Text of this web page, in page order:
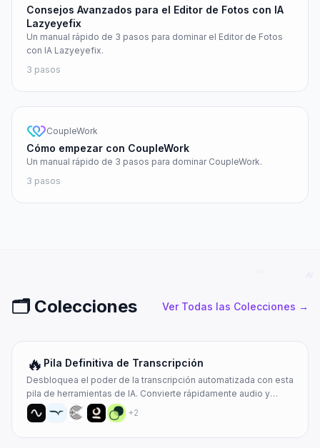
Consejos Avanzados para el Editor de Fotos con IA
Lazyeyefix
Un manual rápido de 3 pasos para dominar el Editor de Fotos
con IA Lazyeyefix.
3 pasos
CoupleWork
Cómo empezar con CoupleWork
Un manual rápido de 3 pasos para dominar CoupleWork.
3 pasos
🗂️ Colecciones Ver Todas las Colecciones →
🔥 Pila Definitiva de Transcripción
Desbloquea el poder de la transcripción automatizada con esta
pila de herramientas de IA. Convierte rápidamente audio y
video en texto altamente preciso y editable, compatible con
múltiples idiomas, identificación de oradores y marcas de
+2